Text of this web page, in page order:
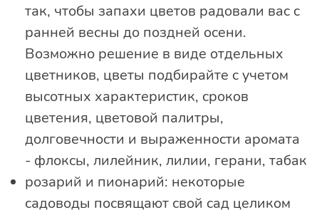
так, чтобы запахи цветов радовали вас с
ранней весны до поздней осени.
Возможно решение в виде отдельных
цветников, цветы подбирайте с учетом
высотных характеристик, сроков
цветения, цветовой палитры,
долговечности и выраженности аромата
- флоксы, лилейник, лилии, герани, табак
розарий и пионарий: некоторые
садоводы посвящают свой сад целиком